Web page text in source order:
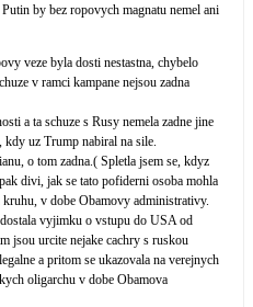
by bez ropovych magnatu nemel ani
veze byla dosti nestastna, chybelo
v ramci kampane nejsou zadna
a ta schuze s Rusy nemela zadne jine
uz Trump nabiral na sile.
o tom zadna.( Spletla jsem se, kdyz
divi, jak se tato pofiderni osoba mohla
v dobe Obamovy administrativy.
vyjimku o vstupu do USA od
jsou urcite nejake cachry s ruskou
a pritom se ukazovala na verejnych
oligarchu v dobe Obamova